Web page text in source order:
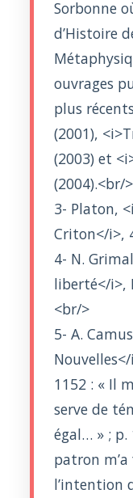
Sorbonne
d’Histoire
ouvrages
plus
(2001),
(2003) et
(2004).<br/>
3- Platon,
Criton</i>,
4- N.
liberté</i>,
<br/>
5- A.
1152 : « Il
serve de
égal… » ; p.
patron
l’intention